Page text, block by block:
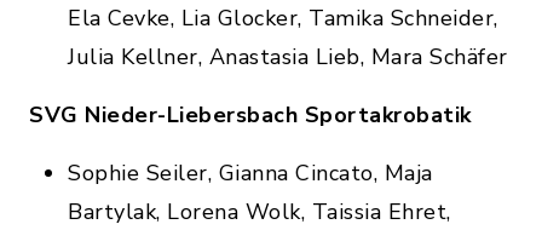
Ela Cevke, Lia Glocker, Tamika Schneider,
Julia Kellner, Anastasia Lieb, Mara Schäfer
SVG Nieder-Liebersbach Sportakrobatik
Sophie Seiler, Gianna Cincato, Maja
Bartylak, Lorena Wolk, Taissia Ehret,